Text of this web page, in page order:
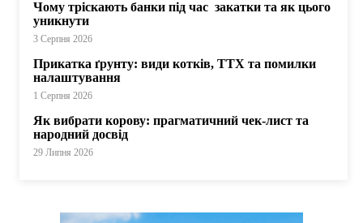
Чому тріскають банки під час закатки та як цього
уникнути
3 Серпня 2026
Прикатка ґрунту: види котків, ТТХ та помилки
налаштування
1 Серпня 2026
Як вибрати корову: прагматичний чек-лист та
народний досвід
29 Липня 2026